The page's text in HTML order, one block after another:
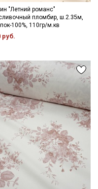
"Летний романс"
пломбир, ш.2.35м,
100%, 110гр/м.кв
руб.
персональных
персональных
и